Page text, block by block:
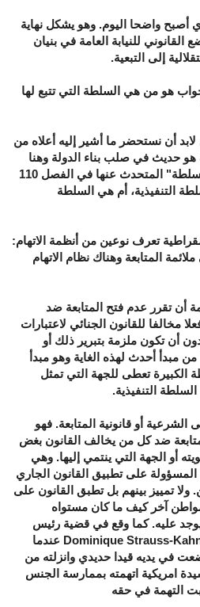
أصبح واضحا اليوم. وهو يشكل نهاية
للنيابة العامة في بنيان
إلى التبعية.
هو من هي السلطة التي تتبع لها
أن نستحضر ما أشير إليه أعلاه من
هو حديث في صلب بناء الدولة وهنا
توزعت الآراء حول من هي "السلطة" المتحدث عنها في الفصل 110
التنفيذية، أم هي السلطة
تعرف نوعين من أنظمة الاتهام:
المتابعة وهناك نظام الاتهام
أن تقرر عدم فتح المتابعة ضد
للقانون الجنائي لاعتبارات
أن تكون ملزمة بتبرير ذلك أو
مبدأ أحدث لهذه الغاية وهو مبدأ
الكبيرة تعطى للجهة التي تمثل
التنفيذية.
الشرعية أو قانونية المتابعة. فهو
ضد كل من يخالف القانون بغض
أو الجهة التي ينتمي إليها. وهي
المسؤولة على تطبيق القانون الجاري
تمييز بينهم بل تطبق القانون على
آخر كيف ما كان مستواه
عليه. كما وقع في قضية رئيس
صندوق النقد الدولي السابق Dominique Strauss-Kahn عندما
في يديه قيدا حديدي وانزلته من
امريكية اتهمته بممارسة الجنس
التهمة في حقه